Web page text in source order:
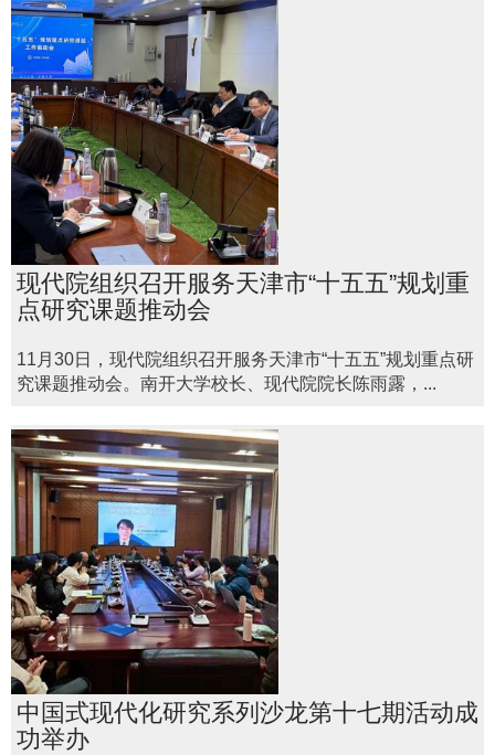
现代院组织召开服务天津市“十五五”规划重
点研究课题推动会
11月30日，现代院组织召开服务天津市“十五五”规划重点研
究课题推动会。南开大学校长、现代院院长陈雨露，...
中国式现代化研究系列沙龙第十七期活动成
功举办